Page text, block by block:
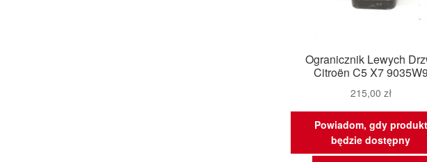
Ogranicznik Lewych
Citroën C5 X7 9035W9
215,00 zł
Powiadom, gdy produkt
będzie dostępny